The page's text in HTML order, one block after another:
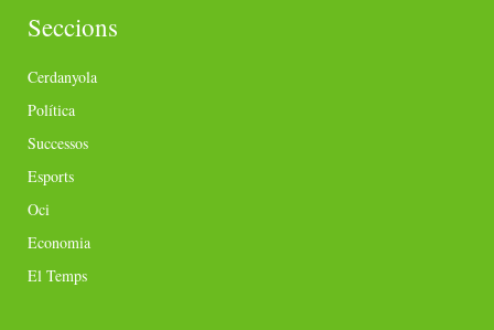
Seccions
Cerdanyola
Política
Successos
Esports
Oci
Economia
El Temps